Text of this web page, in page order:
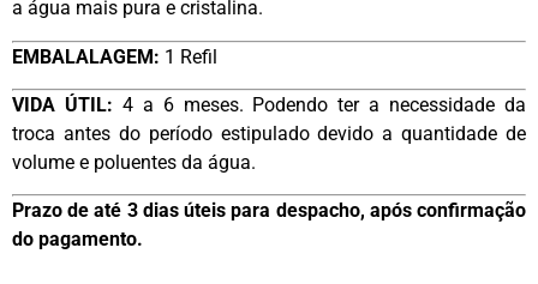
a água mais pura e cristalina.
EMBALALAGEM: 1 Refil
VIDA ÚTIL: 4 a 6 meses. Podendo ter a necessidade da
troca antes do período estipulado devido a quantidade de
volume e poluentes da água.
Prazo de até 3 dias úteis para despacho, após confirmação
do pagamento.